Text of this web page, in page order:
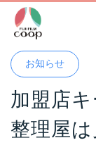
お知らせ
加盟店
整理屋は